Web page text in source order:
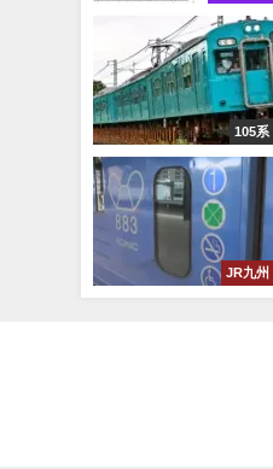
105系
JR九州